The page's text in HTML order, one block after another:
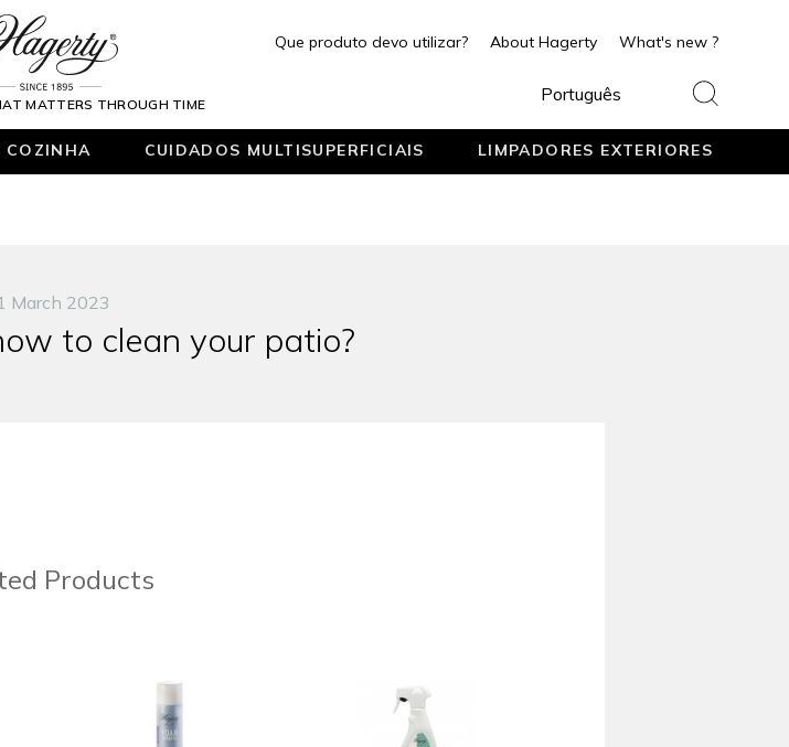
MATTERS THROUGH TIME
Que produto devo utilizar? About Hagerty What's new ?
Português
COZINHA CUIDADOS MULTISUPERFICIAIS LIMPADORES EXTERIORES
March 2023
to clean your patio?
Products